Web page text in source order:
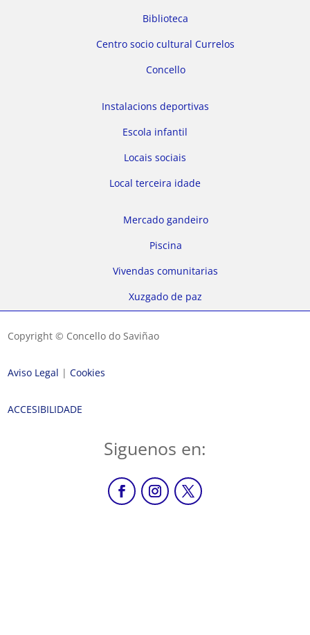
Biblioteca
Centro socio cultural Currelos
Concello
Instalacions deportivas
Escola infantil
Locais sociais
Local terceira idade
Mercado gandeiro
Piscina
Vivendas comunitarias
Xuzgado de paz
Copyright © Concello do Saviñao
Aviso Legal |Cookies
ACCESIBILIDADE
Siguenos en: